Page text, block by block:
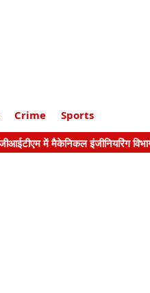
Crime Sports